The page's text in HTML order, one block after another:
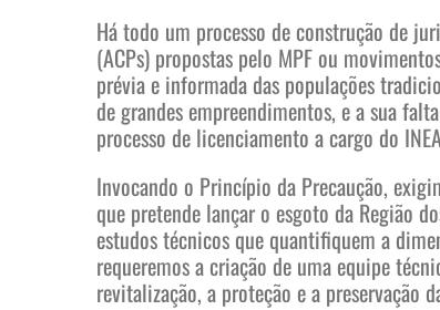
Há todo um processo de construção de
(ACPs) propostas pelo MPF ou
prévia e informada das populações
de grandes empreendimentos, e a sua
processo de licenciamento a cargo do
Invocando o Princípio da Precaução,
que pretende lançar o esgoto da Região
estudos técnicos que quantifiquem a
requeremos a criação de uma equipe
revitalização, a proteção e a preservação